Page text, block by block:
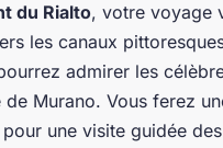
du Rialto, votre voyage
les canaux
admirer les
de Murano. Vous ferez
une visite guidée